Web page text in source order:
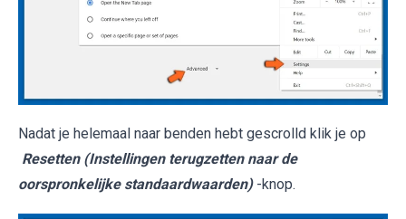
Nadat je helemaal naar benden hebt gescrolld klik je op
Resetten (Instellingen terugzetten naar de
oorspronkelijke standaardwaarden) -knop.